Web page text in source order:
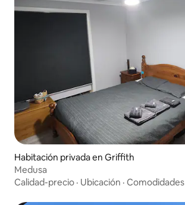
Habitación privada en Griffith
Medusa
Calidad-precio · Ubicación · Comodidades